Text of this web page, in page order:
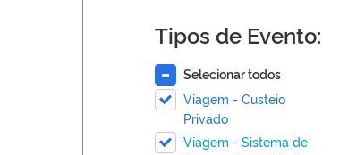
Tipos de Evento:
Selecionar todos
Viagem - Custeio
Privado
Viagem - Sistema de